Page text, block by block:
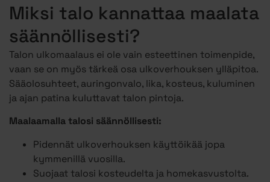
Miksi talo kannattaa maalata
säännöllisesti?
Talon ulkomaalaus ei ole vain esteettinen toimenpide,
vaan se on myös tärkeä osa ulkoverhouksen ylläpitoa.
Sääolosuhteet, auringonvalo, lika, kosteus, kuluminen
ja ajan patina kuluttavat talon pintoja.
Maalaamalla talosi säännöllisesti:
Pidennät ulkoverhouksen käyttöikää jopa
kymmenillä vuosilla.
Suojaat talosi kosteudelta ja homekasvustolta.